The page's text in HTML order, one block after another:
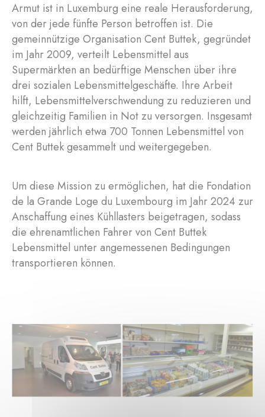
Armut ist in Luxemburg eine reale Herausforderung,
von der jede fünfte Person betroffen ist. Die
gemeinnützige Organisation Cent Buttek, gegründet
im Jahr 2009, verteilt Lebensmittel aus
Supermärkten an bedürftige Menschen über ihre
drei sozialen Lebensmittelgeschäfte. Ihre Arbeit
hilft, Lebensmittelverschwendung zu reduzieren und
gleichzeitig Familien in Not zu versorgen. Insgesamt
werden jährlich etwa 700 Tonnen Lebensmittel von
Cent Buttek gesammelt und weitergegeben.
Um diese Mission zu ermöglichen, hat die Fondation
de la Grande Loge du Luxembourg im Jahr 2024 zur
Anschaffung eines Kühllasters beigetragen, sodass
die ehrenamtlichen Fahrer von Cent Buttek
Lebensmittel unter angemessenen Bedingungen
transportieren können.